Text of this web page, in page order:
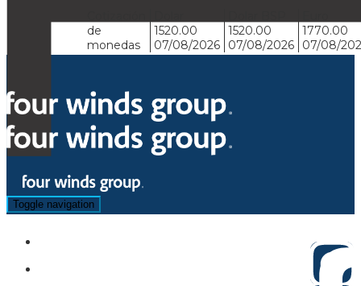
de
monedas
1520.00
07/08/2026
1520.00
07/08/2026
1770.00
07/08/
Toggle navigation